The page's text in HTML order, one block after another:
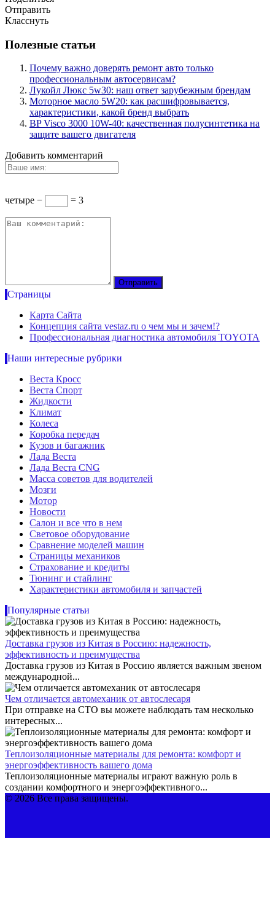
Отправить
Класснуть
Полезные статьи
Почему важно доверять ремонт авто только
профессиональным автосервисам?
Лукойл Люкс 5w30: наш ответ зарубежным брендам
Моторное масло 5W20: как расшифровывается,
характеристики, какой бренд выбрать
BP Visco 3000 10W-40: качественная полусинтетика на
защите вашего двигателя
Добавить комментарий
четыре − = 3
Страницы
Карта Сайта
Концепция сайта vestaz.ru о чем мы и зачем!?
Профессиональная диагностика автомобиля TOYOTA
Наши интересные рубрики
Веста Кросс
Веста Спорт
Жидкости
Климат
Колеса
Коробка передач
Кузов и багажник
Лада Веста
Лада Веста CNG
Масса советов для водителей
Мозги
Мотор
Новости
Салон и все что в нем
Световое оборудование
Сравнение моделей машин
Страницы механиков
Страхование и кредиты
Тюнинг и стайлинг
Характеристики автомобиля и запчастей
Популярные статьи
Доставка грузов из Китая в Россию: надежность,
эффективность и преимущества
Доставка грузов из Китая в Россию является важным звеном
международной...
Чем отличается автомеханик от автослесаря
При отправке на СТО вы можете наблюдать там несколько
интересных...
Теплоизоляционные материалы для ремонта: комфорт и
энергоэффективность вашего дома
Теплоизоляционные материалы играют важную роль в
создании комфортного и энергоэффективного...
© 2026 Все права защищены.